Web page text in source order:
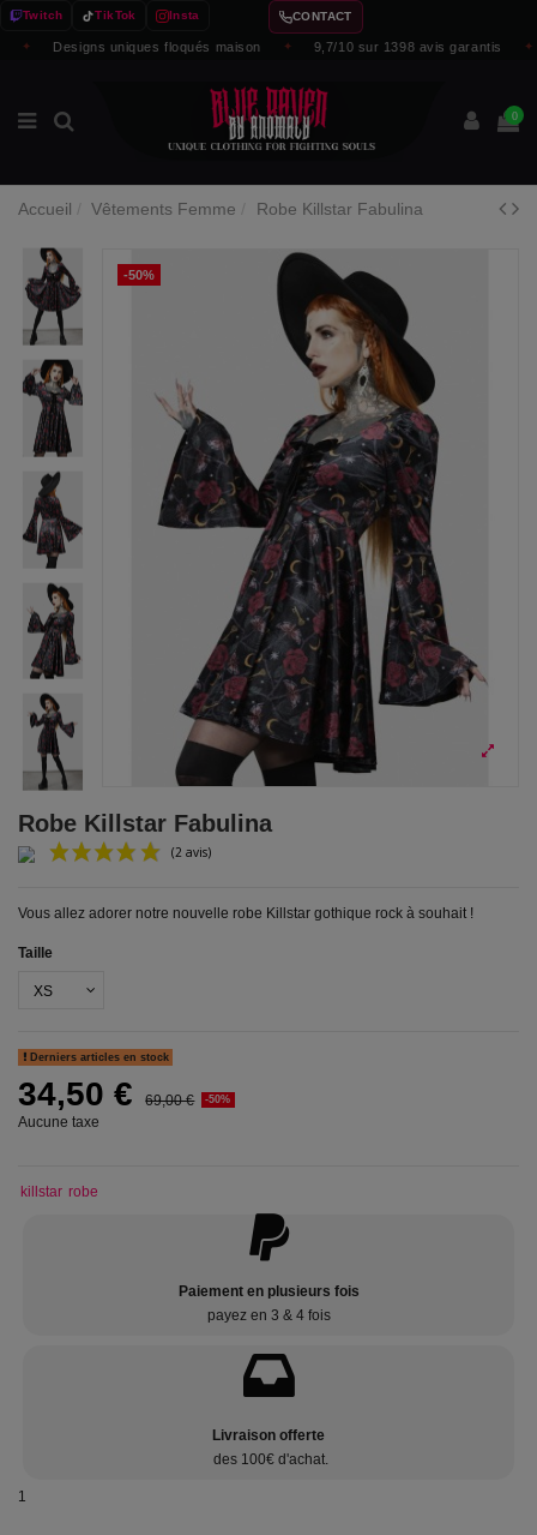
Twitch TikTok Insta
Designs uniques floqués maison 9,7/10 sur 1398 avis garantis
CONTACT
0
Accueil Vêtements Femme Robe Killstar Fabulina
-50%
Robe Killstar Fabulina
Vous allez adorer notre nouvelle robe Killstar gothique rock à souhait !
Taille
Derniers articles en stock
34,50 € 69,00 € -50%
Aucune taxe
killstar robe
Paiement en plusieurs fois
payez en 3 & 4 fois
Livraison offerte
des 100€ d'achat.
1